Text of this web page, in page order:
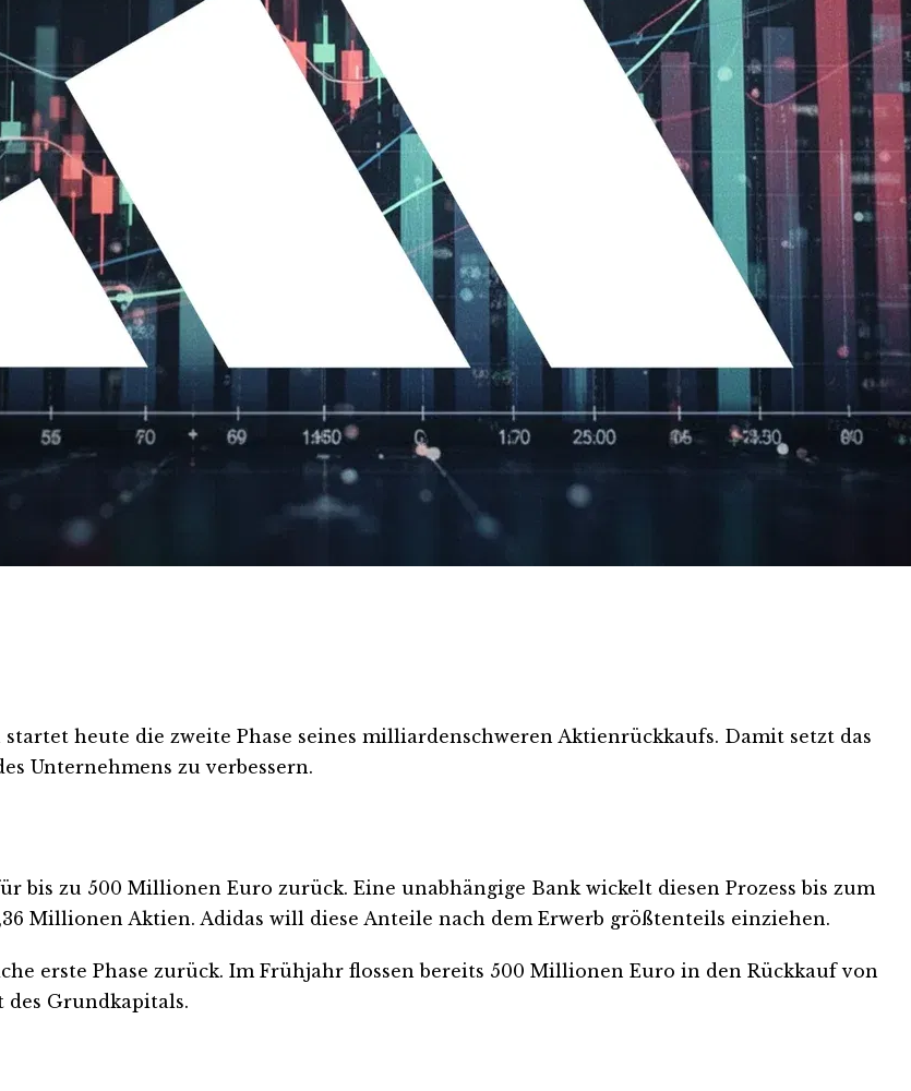
heute die zweite Phase seines milliardenschweren Aktienrückkaufs. Damit setzt das
Unternehmens zu verbessern.
zu 500 Millionen Euro zurück. Eine unabhängige Bank wickelt diesen Prozess bis zum
Millionen Aktien. Adidas will diese Anteile nach dem Erwerb größtenteils einziehen.
erste Phase zurück. Im Frühjahr flossen bereits 500 Millionen Euro in den Rückkauf von
des Grundkapitals.